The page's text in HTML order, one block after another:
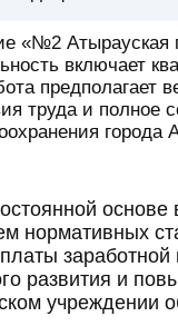
«№2
включает
предполагает
труда и
города
основе
нормативных
заработной
развития и
учреждении